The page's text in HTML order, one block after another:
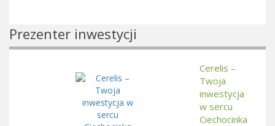
Prezenter inwestycji
Cerelis –
Twoja
inwestycja
w sercu
Ciechocinka